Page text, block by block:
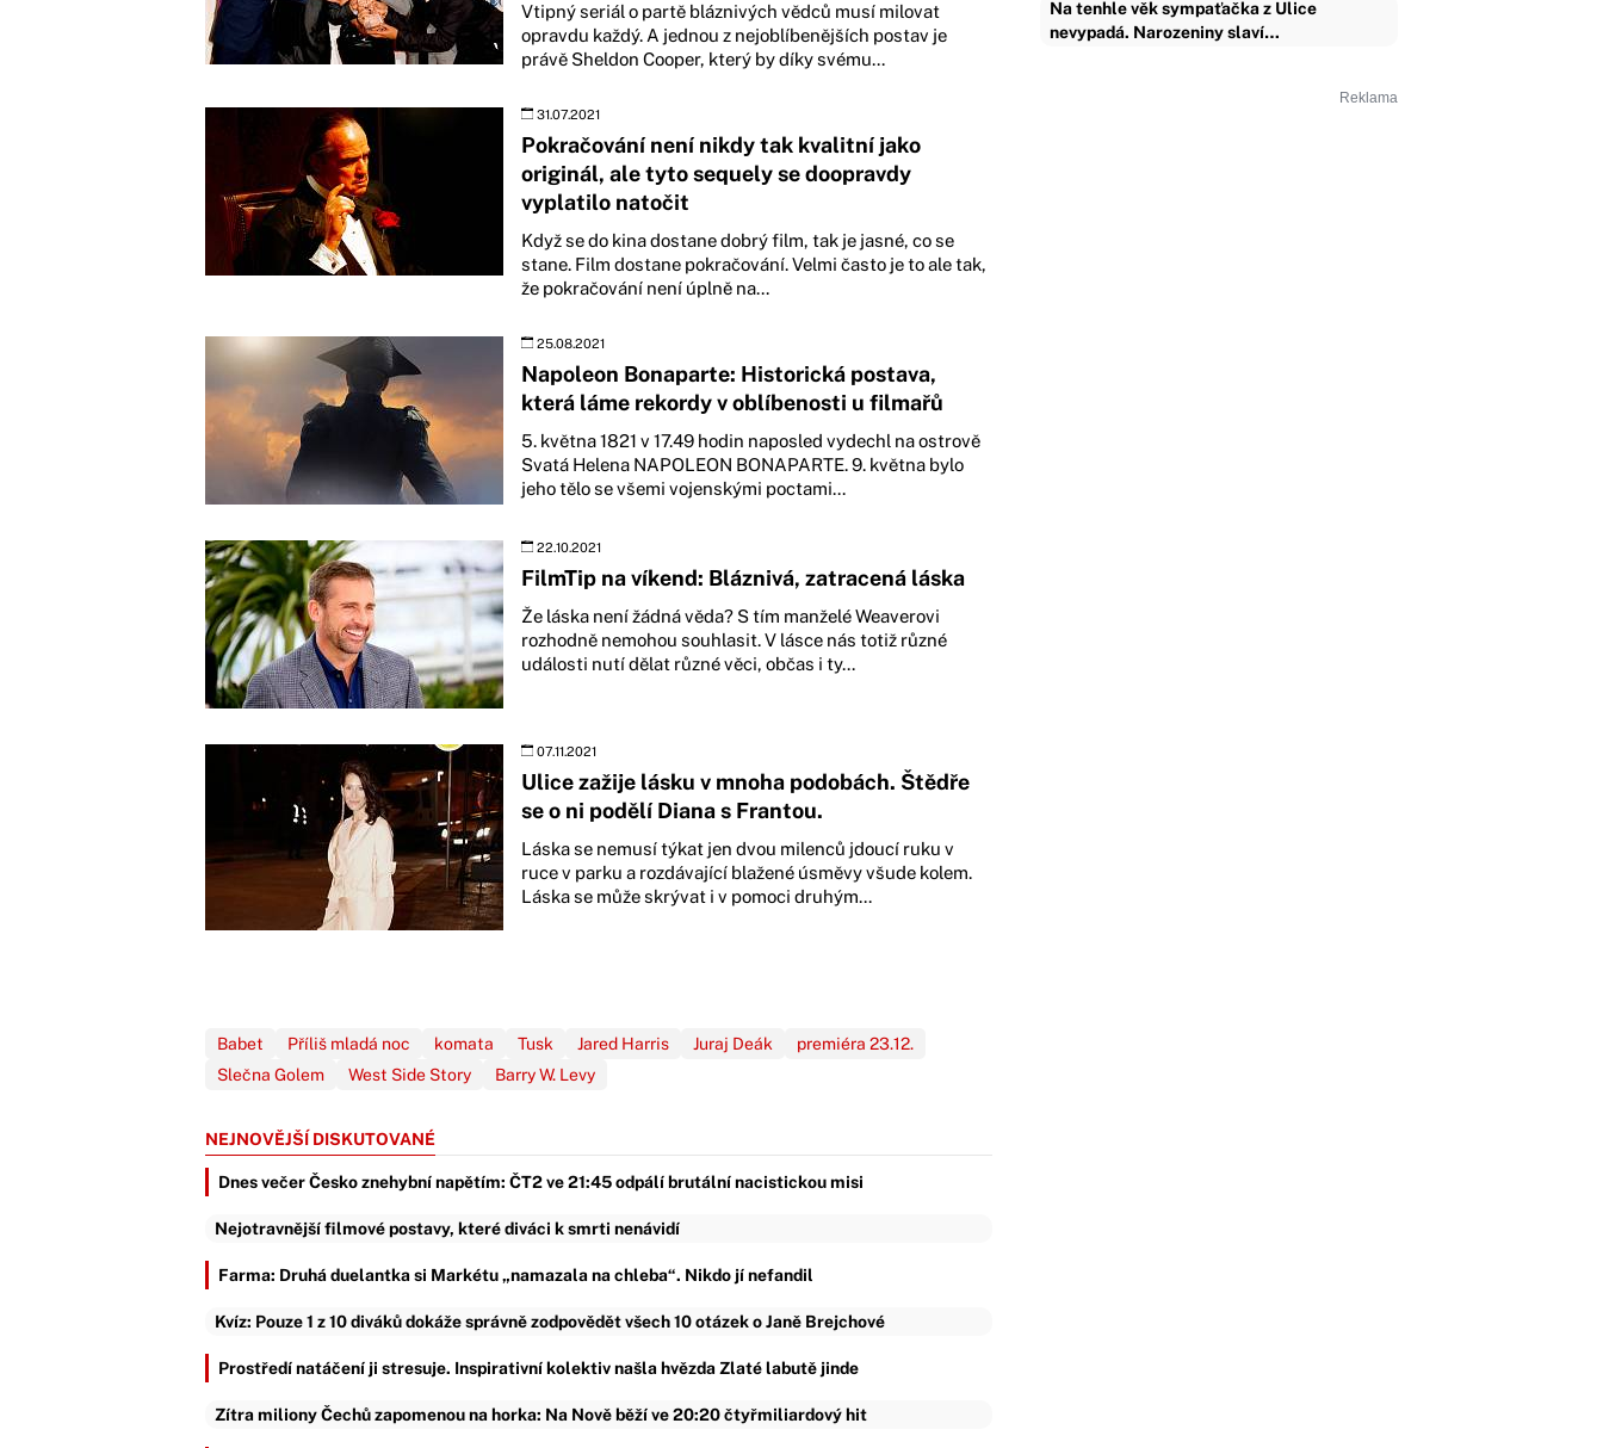
Vtipný seriál o partě bláznivých vědců musí milovat
opravdu každý. A jednou z nejoblíbenějších postav je
právě Sheldon Cooper, který by díky svému...
31.07.2021
Pokračování není nikdy tak kvalitní jako
originál, ale tyto sequely se doopravdy
vyplatilo natočit
Když se do kina dostane dobrý film, tak je jasné, co se
stane. Film dostane pokračování. Velmi často je to ale tak,
že pokračování není úplně na...
25.08.2021
Napoleon Bonaparte: Historická postava,
která láme rekordy v oblíbenosti u filmařů
5. května 1821 v 17.49 hodin naposled vydechl na ostrově
Svatá Helena NAPOLEON BONAPARTE. 9. května bylo
jeho tělo se všemi vojenskými poctami...
22.10.2021
FilmTip na víkend: Bláznivá, zatracená láska
Že láska není žádná věda? S tím manželé Weaverovi
rozhodně nemohou souhlasit. V lásce nás totiž různé
události nutí dělat různé věci, občas i ty...
07.11.2021
Ulice zažije lásku v mnoha podobách. Štědře
se o ni podělí Diana s Frantou.
Láska se nemusí týkat jen dvou milenců jdoucí ruku v
ruce v parku a rozdávající blažené úsměvy všude kolem.
Láska se může skrývat i v pomoci druhým...
Babet Příliš mladá noc komata Tusk Jared Harris Juraj Deák
premiéra 23.12.
Slečna Golem
West Side Story Barry W. Levy
NEJNOVĚJŠÍ DISKUTOVANÉ
Dnes večer Česko znehybní napětím: ČT2 ve 21:45 odpálí brutální nacistickou misi
Nejotravnější filmové postavy, které diváci k smrti nenávidí
Farma: Druhá duelantka si Markétu „namazala na chleba“. Nikdo jí nefandil
Kvíz: Pouze 1 z 10 diváků dokáže správně zodpovědět všech 10 otázek o Janě Brejchové
Prostředí natáčení ji stresuje. Inspirativní kolektiv našla hvězda Zlaté labutě jinde
Zítra miliony Čechů zapomenou na horka: Na Nově běží ve 20:20 čtyřmiliardový hit
Na tenhle věk sympaťačka z Ulice
nevypadá. Narozeniny slaví…